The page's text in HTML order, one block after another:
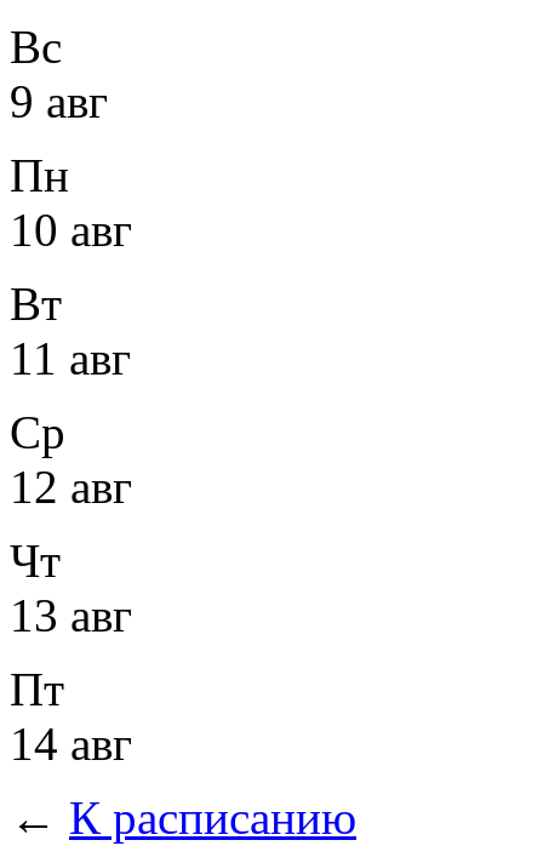
Вс
9 авг
Пн
10 авг
Вт
11 авг
Ср
12 авг
Чт
13 авг
Пт
14 авг
← К расписанию